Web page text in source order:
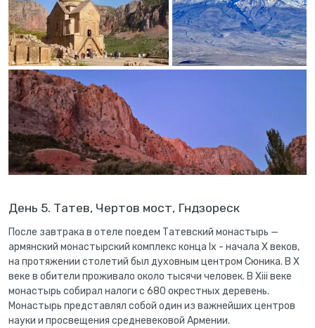
День 5. Татев, Чертов мост, Гндзореск
После завтрака в отеле поедем Татевский монастырь —
армянский монастырский комплекс конца Ix - начала X веков,
на протяжении столетий был духовным центром Сюника. В X
веке в обители проживало около тысячи человек. В Xiii веке
монастырь собирал налоги с 680 окрестных деревень.
Монастырь представлял собой один из важнейших центров
науки и просвещения средневековой Армении.